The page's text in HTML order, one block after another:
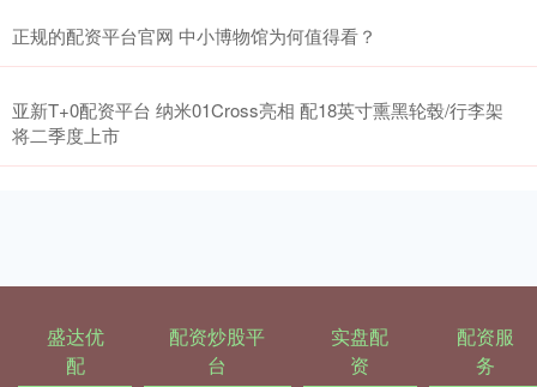
正规的配资平台官网 中小博物馆为何值得看？
亚新T+0配资平台 纳米01Cross亮相 配18英寸熏黑轮毂/行李架
将二季度上市
盛达优
配
配资炒股平
台
实盘配
资
配资服
务